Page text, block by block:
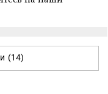
(14)